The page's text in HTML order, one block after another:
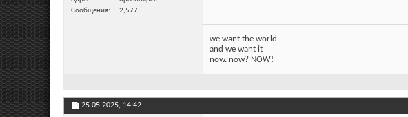
Сообщения
2,577
we want the world
and we want it
now. now? NOW!
25.05.2025, 14:42